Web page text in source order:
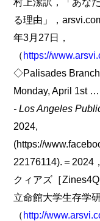
る理由」，
年3月27日，
（https://
◇Palisades Branch
Monday, April 1st
- Los Angeles
2024,
(https://
22176114).＝2024
クィアズ［
立命館大学生存学
（http://